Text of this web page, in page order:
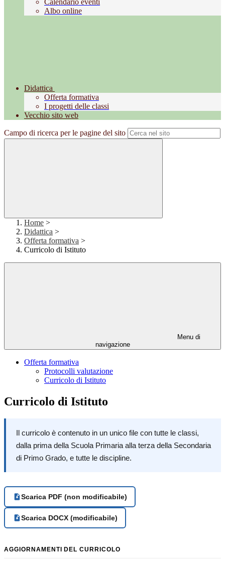
Calendario eventi
Albo online
Didattica
Offerta formativa
I progetti delle classi
Vecchio sito web
Campo di ricerca per le pagine del sito
Home >
Didattica >
Offerta formativa >
Curricolo di Istituto
Menu di
navigazione
Offerta formativa
Protocolli valutazione
Curricolo di Istituto
Curricolo di Istituto
Il curricolo è contenuto in un unico file con tutte le classi,
dalla prima della Scuola Primaria alla terza della Secondaria
di Primo Grado, e tutte le discipline.
Scarica PDF (non modificabile)
Scarica DOCX (modificabile)
AGGIORNAMENTI DEL CURRICOLO